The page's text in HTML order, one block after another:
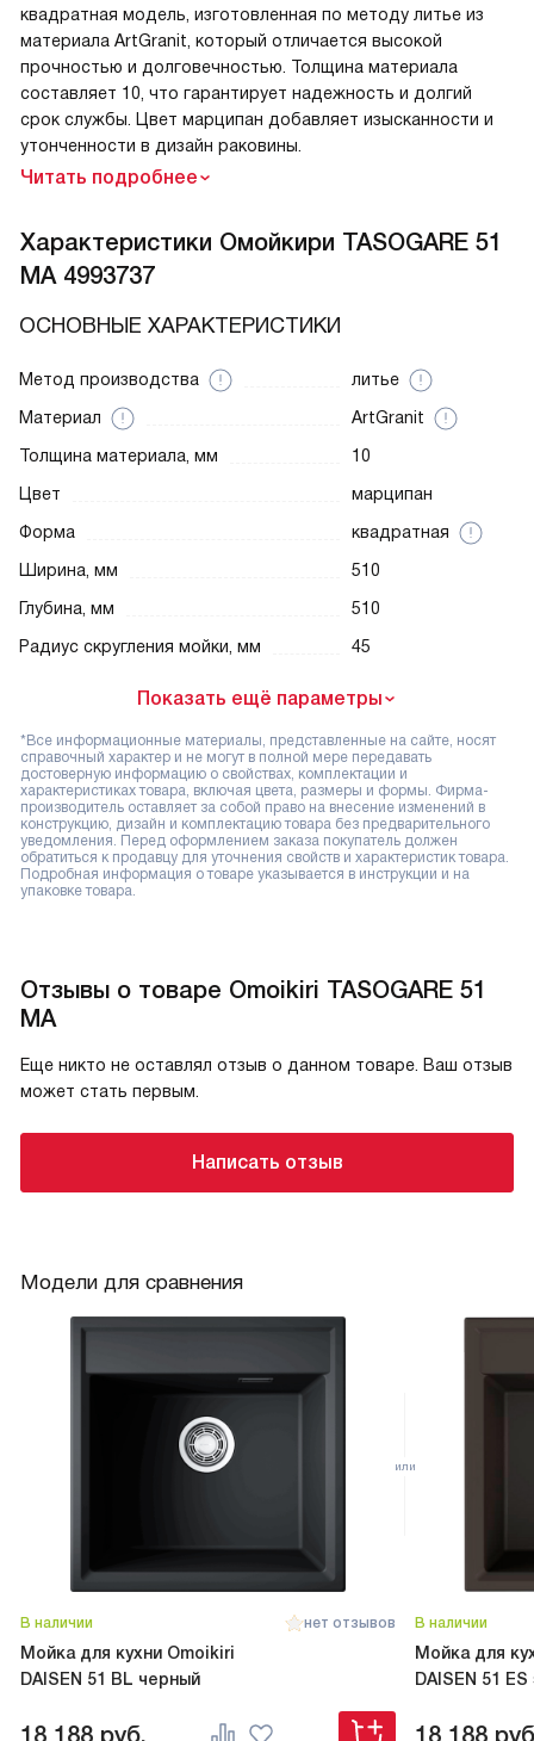
квадратная модель, изготовленная по методу литье из
материала ArtGranit, который отличается высокой
прочностью и долговечностью. Толщина материала
составляет 10, что гарантирует надежность и долгий
срок службы. Цвет марципан добавляет изысканности и
утонченности в дизайн раковины.
Читать подробнее
Характеристики Омойкири TASOGARE 51
MA 4993737
ОСНОВНЫЕ ХАРАКТЕРИСТИКИ
Метод производства
литье
Материал
ArtGranit
Толщина материала, мм
10
Цвет
марципан
Форма
квадратная
Ширина, мм
510
Глубина, мм
510
Радиус скругления мойки, мм
45
Показать ещё параметры
*Все информационные материалы, представленные на сайте, носят
справочный характер и не могут в полной мере передавать
достоверную информацию о свойствах, комплектации и
характеристиках товара, включая цвета, размеры и формы. Фирма-
производитель оставляет за собой право на внесение изменений в
конструкцию, дизайн и комплектацию товара без предварительного
уведомления. Перед оформлением заказа покупатель должен
обратиться к продавцу для уточнения свойств и характеристик товара.
Подробная информация о товаре указывается в инструкции и на
упаковке товара.
Отзывы о товаре Omoikiri TASOGARE 51
MA
Еще никто не оставлял отзыв о данном товаре. Ваш отзыв
может стать первым.
Написать отзыв
Модели для сравнения
В наличии нет отзывов
Мойка для кухни Omoikiri
DAISEN 51 BL черный
18 188 руб.
В наличии
Мойка для
DAISEN 51
18 188